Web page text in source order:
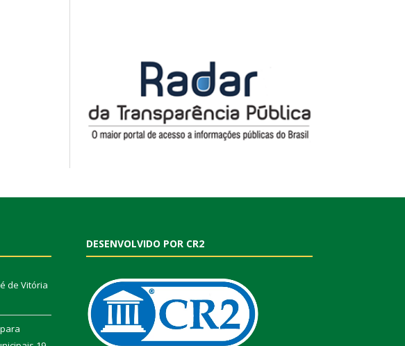
de Vitória
DESENVOLVIDO POR CR2